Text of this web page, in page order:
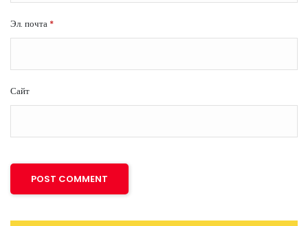
Эл. почта *
Сайт